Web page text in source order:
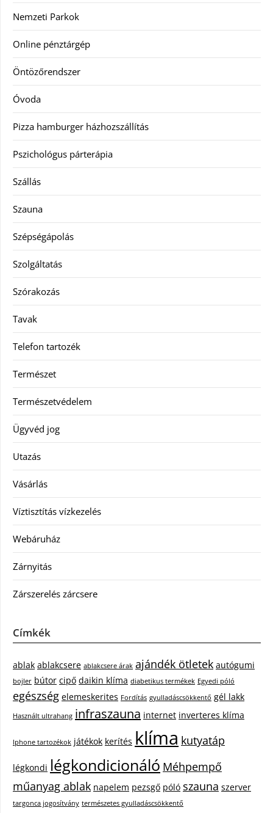
Nemzeti Parkok
Online pénztárgép
Öntözőrendszer
Óvoda
Pizza hamburger házhozszállítás
Pszichológus párterápia
Szállás
Szauna
Szépségápolás
Szolgáltatás
Szórakozás
Tavak
Telefon tartozék
Természet
Természetvédelem
Ügyvéd jog
Utazás
Vásárlás
Víztisztítás vízkezelés
Webáruház
Zárnyitás
Zárszerelés zárcsere
Címkék
ablak ablakcsere ablakcsere árak ajándék ötletek autógumi
bojler bútor cipő daikin klíma diabetikus termékek Egyedi póló
egészség elemeskerites Fordítás gyulladáscsökkentő gél lakk
Használt ultrahang infraszauna internet inverteres klíma
Iphone tartozékok játékok kerítés klíma kutyatáp
légkondi légkondicionáló Méhpempő
műanyag ablak napelem pezsgő póló szauna szerver
targonca jogosítvány természetes gyulladáscsökkentő